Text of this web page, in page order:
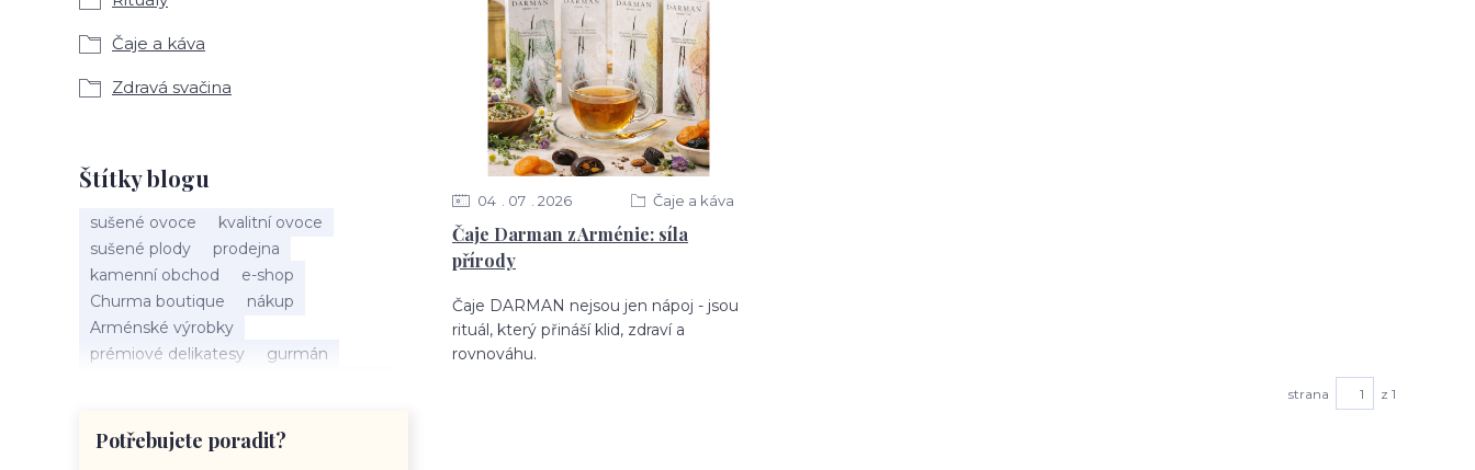
Čaje a káva
Zdravá svačina
Štítky blogu
sušené ovoce
kvalitní ovoce
sušené plody
prodejna
kamenní obchod
e-shop
Churma boutique
nákup
Arménské výrobky
prémiové delikatesy
gurmán
zdravý život
životní styl
Potřebujete poradit?
Čaje Darman z Arménie: síla
přírody
04 07 2026 Čaje a káva
Čaje DARMAN nejsou jen nápoj - jsou
rituál, který přináší klid, zdraví a
rovnováhu.
strana z 1